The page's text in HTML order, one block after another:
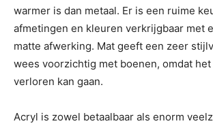
warmer is dan metaal. Er is een ruime
afmetingen en kleuren verkrijgbaar met
matte afwerking. Mat geeft een zeer
wees voorzichtig met boenen, omdat
verloren kan gaan.
Acryl is zowel betaalbaar als enorm